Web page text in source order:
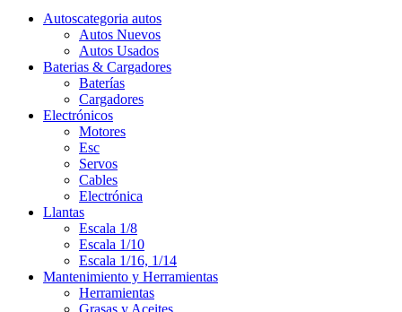
Autoscategoria autos
Autos Nuevos
Autos Usados
Baterias & Cargadores
Baterías
Cargadores
Electrónicos
Motores
Esc
Servos
Cables
Electrónica
Llantas
Escala 1/8
Escala 1/10
Escala 1/16, 1/14
Mantenimiento y Herramientas
Herramientas
Grasas y Aceites